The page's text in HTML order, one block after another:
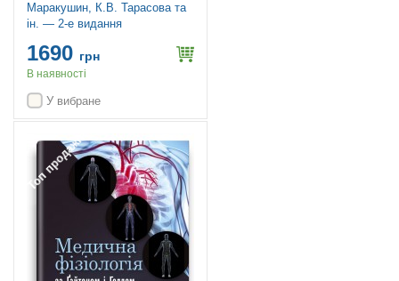
Маракушин, К.В. Тарасова та
ін. — 2-е видання
1690 грн
В наявності
У вибране
Топ продажів